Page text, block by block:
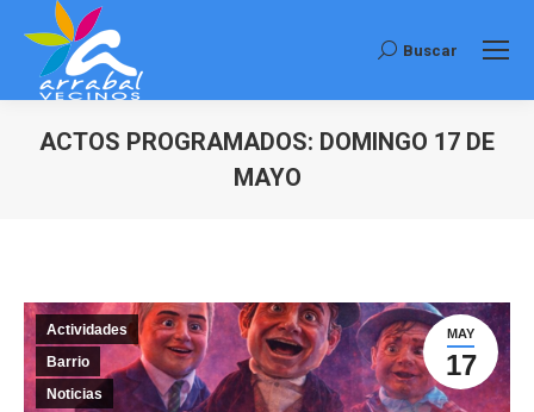
Buscar:
Buscar
ACTOS PROGRAMADOS: DOMINGO 17 DE
MAYO
MAY
17
Actividades
Barrio
Noticias